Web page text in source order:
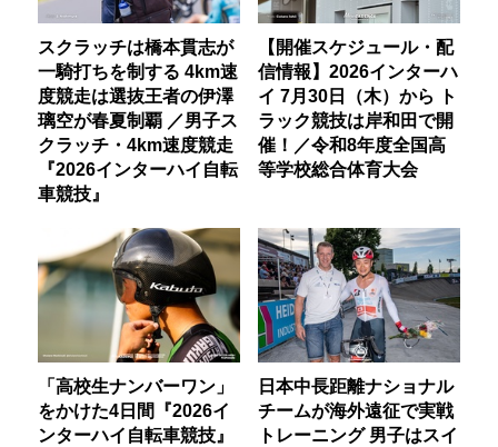
スクラッチは橋本貫志が
一騎打ちを制する 4km速
度競走は選抜王者の伊澤
璃空が春夏制覇 ／男子ス
クラッチ・4km速度競走
『2026インターハイ自転
車競技』
【開催スケジュール・配
信情報】2026インターハ
イ 7月30日（木）から ト
ラック競技は岸和田で開
催！／令和8年度全国高
等学校総合体育大会
「高校生ナンバーワン」
をかけた4日間『2026イ
ンターハイ自転車競技』
日本中長距離ナショナル
チームが海外遠征で実戦
トレーニング 男子はスイ